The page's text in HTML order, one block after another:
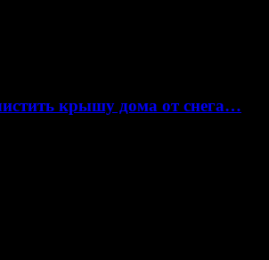
крышу дома от снега…